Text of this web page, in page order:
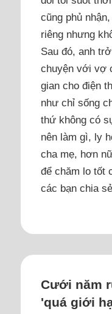
cũng phủ
riêng nhưng
Sau đó, anh
chuyện với vợ
gian cho điện
như chỉ sống
thứ không có
nên làm gì, ly
cha mẹ, hơn
để chăm lo tốt
các bạn chia
Cưới năm
'quá giới